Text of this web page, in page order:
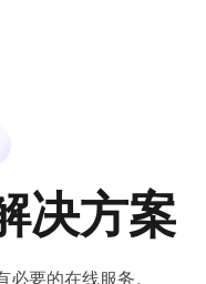
决方案
要的在线服务。